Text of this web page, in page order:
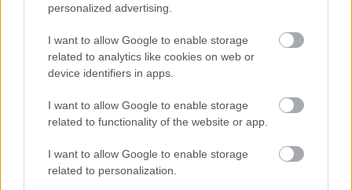
personalized advertising.
I want to allow Google to enable storage
related to analytics like cookies on web or
device identifiers in apps.
I want to allow Google to enable storage
related to functionality of the website or app.
I want to allow Google to enable storage
related to personalization.
Mivel azonban egy szén-dioxid molekula
szétbontása szénre és oxigénre 11,5 eV energiát
igényel, ez azt jelenti, hogy 100 szén-dioxid
molekulát annyi energiával tudunk szétbontani,
amennyit üzemanyag elégetésével 185 szén-dioxid
molekula termelése mellett tudunk előállítani. Ez
tehát eleve vesztett csata: a szén-dioxid
Ez az alkalmazás tehát nem járható út, értelmetlen.
Nem beszélve arról, hogy ha működne, egy tank